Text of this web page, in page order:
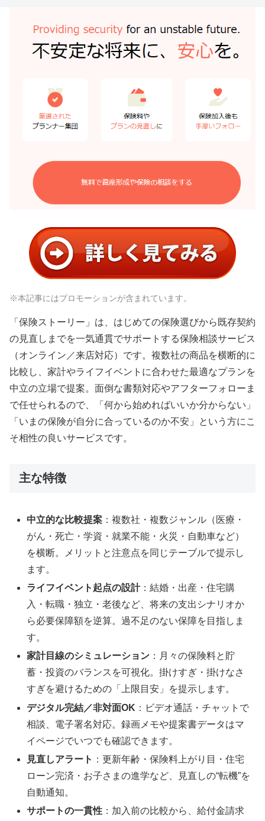
※本記事にはプロモーションが含まれています。
「保険ストーリー」は、はじめての保険選びから既存契約
の見直しまでを一気通貫でサポートする保険相談サービス
（オンライン／来店対応）です。複数社の商品を横断的に
比較し、家計やライフイベントに合わせた最適なプランを
中立の立場で提案。面倒な書類対応やアフターフォローま
で任せられるので、「何から始めればいいか分からない」
「いまの保険が自分に合っているのか不安」という方にこ
そ相性の良いサービスです。
主な特徴
中立的な比較提案 ：複数社・複数ジャンル（医療・
がん・死亡・学資・就業不能・火災・自動車など）
を横断。メリットと注意点を同じテーブルで提示し
ます。
ライフイベント起点の設計：結婚・出産・住宅購
入・転職・独立・老後など、将来の支出シナリオか
ら必要保障額を逆算。過不足のない保障を目指しま
す。
家計目線のシミュレーション ：月々の保険料と貯
蓄・投資のバランスを可視化。掛けすぎ・掛けなさ
すぎを避けるための「上限目安」を提示します。
デジタル完結／非対面OK ：ビデオ通話・チャットで
相談、電子署名対応。録画メモや提案書データはマ
イページでいつでも確認できます。
見直しアラート ：更新年齢・保険料上がり目・住宅
ローン完済・お子さまの進学など、見直しの“転機”を
自動通知。
サポートの一貫性 ：加入前の比較から、給付金請求